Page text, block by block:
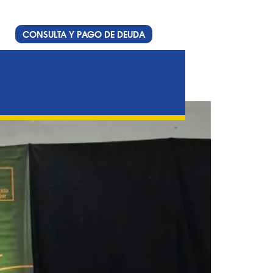
CONSULTA Y PAGO DE DEUDA
en la Universidad